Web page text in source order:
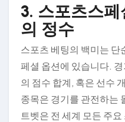
3. 스포츠스
의 정수
스포츠 베팅의 백미는 단
페셜 옵션에 있습니다.
의 점수 합계, 혹은 선수
종목은 경기를 관전하는
트벳은 전 세계 모든 주